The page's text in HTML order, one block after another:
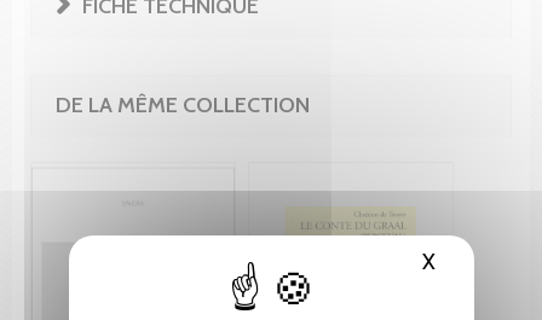
XMasquer
FICHE TECHNIQUE
DE LA MÊME COLLECTION